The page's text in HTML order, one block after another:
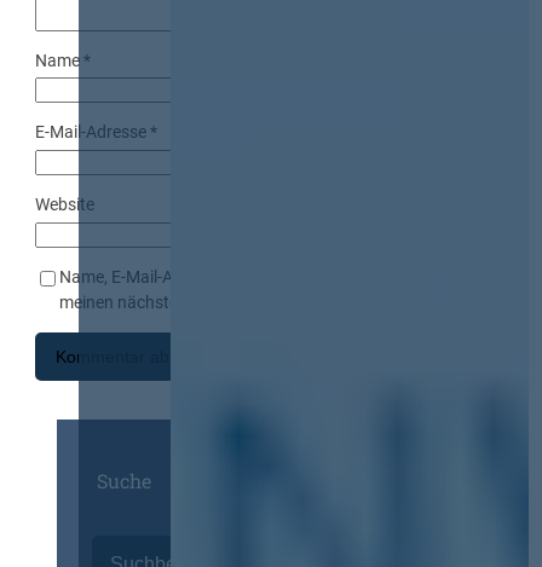
Name*
E-Mail-Adresse*
Website
Name, E-Mail-Adresse und Website in diesem Browser für
meinen nächsten Kommentar speichern.
Suche